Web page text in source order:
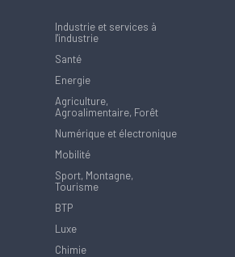
Industrie et services à
l'industrie
Santé
Energie
Agriculture,
Agroalimentaire, Forêt
Numérique et électronique
Mobilité
Sport, Montagne,
Tourisme
BTP
Luxe
Chimie